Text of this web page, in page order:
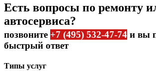
Есть вопросы по ремонту
автосервиса?
позвоните +7 (495) 532-47-74 и вы
быстрый ответ
Типы услуг